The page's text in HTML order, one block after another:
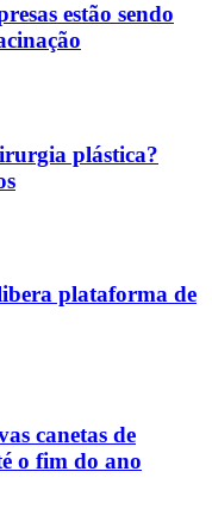
estão sendo
plástica?
plataforma de
canetas de
o fim do ano